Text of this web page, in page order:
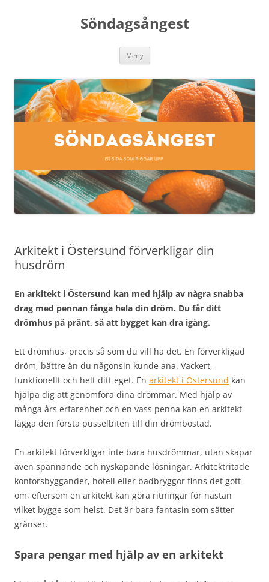
Söndagsångest
Meny Hoppa
innehåll
Arkitekt i Östersund förverkligar din
husdröm
En arkitekt i Östersund kan med hjälp av några snabba
drag med pennan fånga hela din dröm. Du får ditt
drömhus på pränt, så att bygget kan dra igång.
Ett drömhus, precis så som du vill ha det. En förverkligad
dröm, bättre än du någonsin kunde ana. Vackert,
funktionellt och helt ditt eget. En arkitekt i Östersund kan
hjälpa dig att genomföra dina drömmar. Med hjälp av
många års erfarenhet och en vass penna kan en arkitekt
lägga den första pusselbiten till din drömbostad.
En arkitekt förverkligar inte bara husdrömmar, utan skapar
även spännande och nyskapande lösningar. Arkitektritade
kontorsbyggander, hotell eller badbryggor finns det gott
om, eftersom en arkitekt kan göra ritningar för nästan
vilket bygge som helst. Det är bara fantasin som sätter
gränser.
Spara pengar med hjälp av en arkitekt